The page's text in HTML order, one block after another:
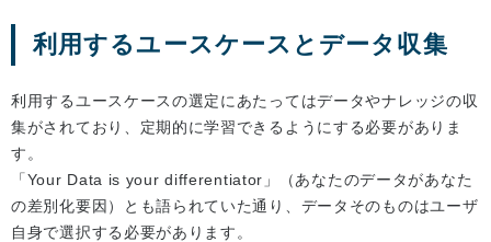
利用するユースケースとデータ収集
利用するユースケースの選定にあたってはデータやナレッジの収
集がされており、定期的に学習できるようにする必要がありま
す。
「Your Data is your differentiator」（あなたのデータがあなた
の差別化要因）とも語られていた通り、データそのものはユーザ
自身で選択する必要があります。